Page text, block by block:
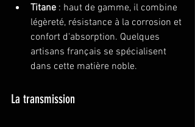
Titane : haut de gamme, il combine
légèreté, résistance à la corrosion et
confort d'absorption. Quelques
artisans français se spécialisent
dans cette matière noble.
La transmission